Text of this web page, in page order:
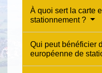
À quoi sert la carte
stationnement ?
Qui peut bénéficier
européenne de